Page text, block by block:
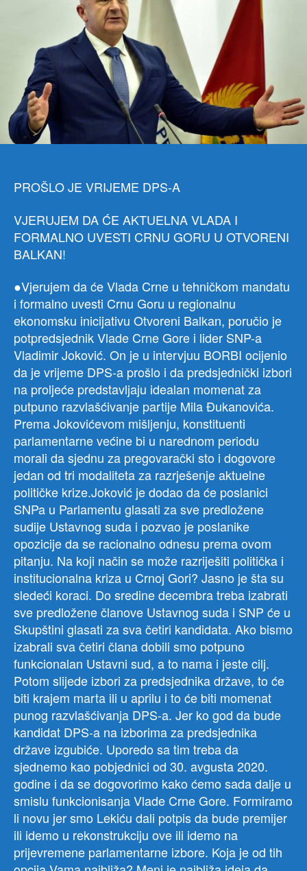
PROŠLO JE VRIJEME DPS-A
VJERUJEM DA ĆE AKTUELNA VLADA I
FORMALNO UVESTI CRNU GORU U OTVORENI
BALKAN!
●Vjerujem da će Vlada Crne u tehničkom mandatu
i formalno uvesti Crnu Goru u regionalnu
ekonomsku inicijativu Otvoreni Balkan, poručio je
potpredsjednik Vlade Crne Gore i lider SNP-a
Vladimir Joković. On je u intervjuu BORBI ocijenio
da je vrijeme DPS-a prošlo i da predsjednički izbori
na proljeće predstavljaju idealan momenat za
putpuno razvlašćivanje partije Mila Đukanovića.
Prema Jokovićevom mišljenju, konstituenti
parlamentarne većine bi u narednom periodu
morali da sjednu za pregovarački sto i dogovore
jedan od tri modaliteta za razrješenje aktuelne
političke krize.Joković je dodao da će poslanici
SNPa u Parlamentu glasati za sve predložene
sudije Ustavnog suda i pozvao je poslanike
opozicije da se racionalno odnesu prema ovom
pitanju. Na koji način se može razriješiti politička i
institucionalna kriza u Crnoj Gori? Jasno je šta su
sledeći koraci. Do sredine decembra treba izabrati
sve predložene članove Ustavnog suda i SNP će u
Skupštini glasati za sva četiri kandidata. Ako bismo
izabrali sva četiri člana dobili smo potpuno
funkcionalan Ustavni sud, a to nama i jeste cilj.
Potom slijede izbori za predsjednika države, to će
biti krajem marta ili u aprilu i to će biti momenat
punog razvlašćivanja DPS-a. Jer ko god da bude
kandidat DPS-a na izborima za predsjednika
države izgubiće. Uporedo sa tim treba da
sjednemo kao pobjednici od 30. avgusta 2020.
godine i da se dogovorimo kako ćemo sada dalje u
smislu funkcionisanja Vlade Crne Gore. Formiramo
li novu jer smo Lekiću dali potpis da bude premijer
ili idemo u rekonstrukciju ove ili idemo na
prijevremene parlamentarne izbore. Koja je od tih